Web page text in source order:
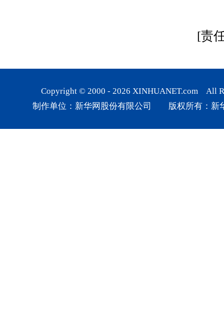
[责
Copyright © 2000 - 2026 XINHUANET.com All
制作单位：新华网股份有限公司 版权所有：新